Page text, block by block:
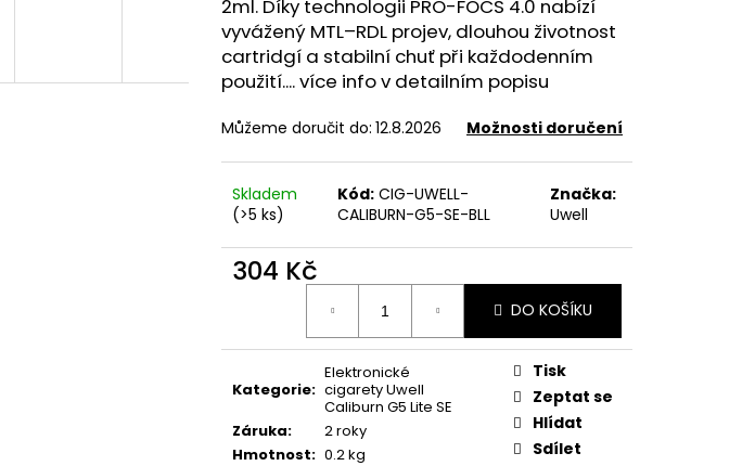
2ml. Díky technologii PRO-FOCS 4.0 nabízí
vyvážený MTL–RDL projev, dlouhou životnost
cartridgí a stabilní chuť při každodenním
použití.... více info v detailním popisu
Můžeme doručit do: 12.8.2026 Možnosti doručení
Skladem
(>5 ks)
Kód: CIG-UWELL-
CALIBURN-G5-SE-BLL
Značka:
Uwell
304 Kč
DO KOŠÍKU
Kategorie:
Elektronické
cigarety Uwell
Caliburn G5 Lite SE
Záruka:
2 roky
Hmotnost: 0.2 kg
Tisk
Zeptat se
Hlídat
Sdílet
OXVA XLIM TOP FILL SS POD CARTRIDGE
1,2OHM 2ML